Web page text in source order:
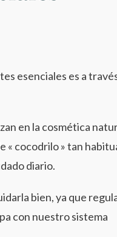
esenciales es a
en la cosmética
« cocodrilo » tan
diario.
bien, ya que
con nuestro sistema